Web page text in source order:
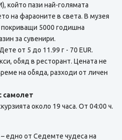
който пази най-голямата
на фараоните в света. В музея
5000 годишна
за сувенири.
от 5 до 11.99 г - 70 EUR.
обяд в ресторант. Цената не
на обяда, разходи от личен
самолет
около 19 часа. От 04:00 ч.
едно от Седемте чудеса на